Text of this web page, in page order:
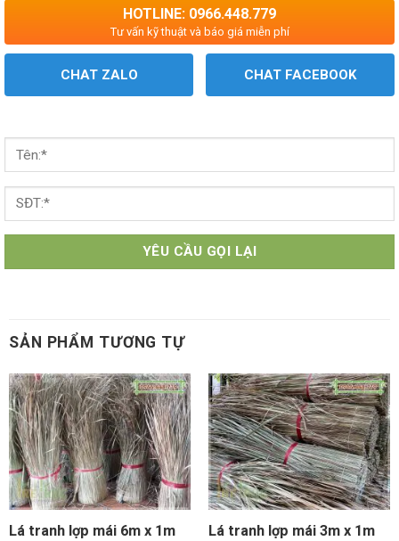
HOTLINE: 0966.448.779
Tư vấn kỹ thuật và báo giá miễn phí
CHAT ZALO CHAT FACEBOOK
SẢN PHẨM TƯƠNG TỰ
Lá tranh lợp mái 6m x 1m Lá tranh lợp mái 3m x 1m